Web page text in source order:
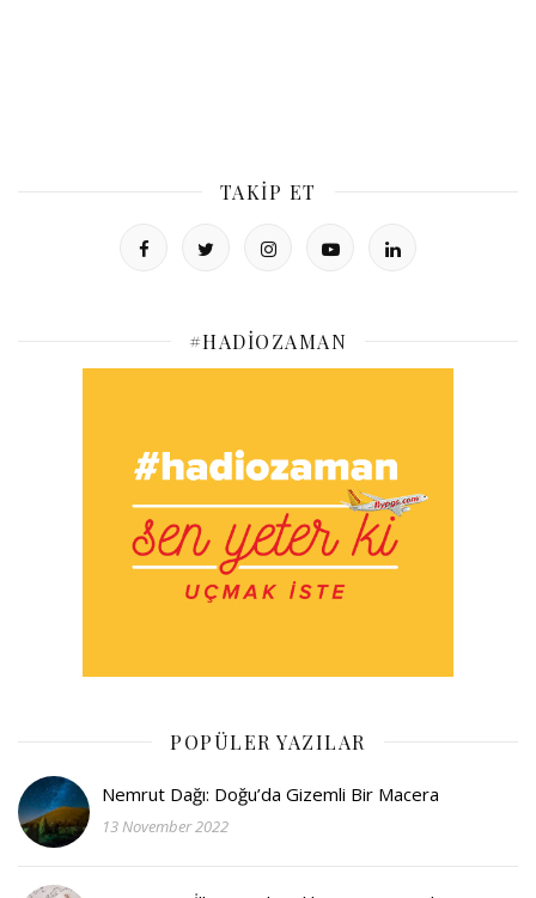
TAKIP ET
#HADIOZAMAN
POPÜLER YAZILAR
Nemrut Dağı: Doğu’da Gizemli Bir Macera
13 November 2022